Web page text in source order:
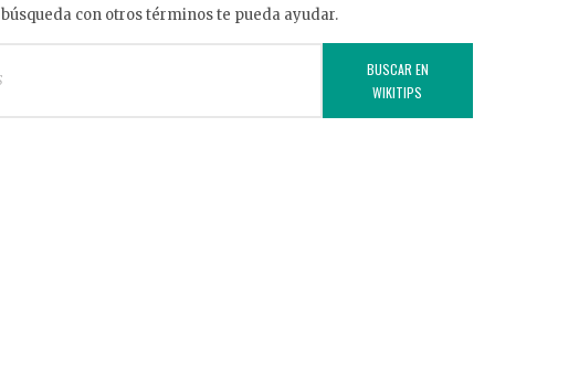
búsqueda con otros términos te pueda ayudar.
BUSCAR EN
WIKITIPS